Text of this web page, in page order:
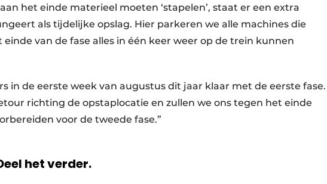
het einde materieel moeten ‘stapelen’, staat er een extra
als tijdelijke opslag. Hier parkeren we alle machines die
einde van de fase alles in één keer weer op de trein kunnen
in de eerste week van augustus dit jaar klaar met de eerste fase.
richting de opstaplocatie en zullen we ons tegen het einde
voor de tweede fase.”
het verder.